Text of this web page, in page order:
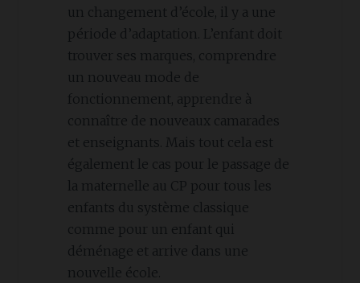
un changement d’école, il y a une
période d’adaptation. L’enfant doit
trouver ses marques, comprendre
un nouveau mode de
fonctionnement, apprendre à
connaître de nouveaux camarades
et enseignants. Mais tout cela est
également le cas pour le passage de
la maternelle au CP pour tous les
enfants du système classique
comme pour un enfant qui
déménage et arrive dans une
nouvelle école.